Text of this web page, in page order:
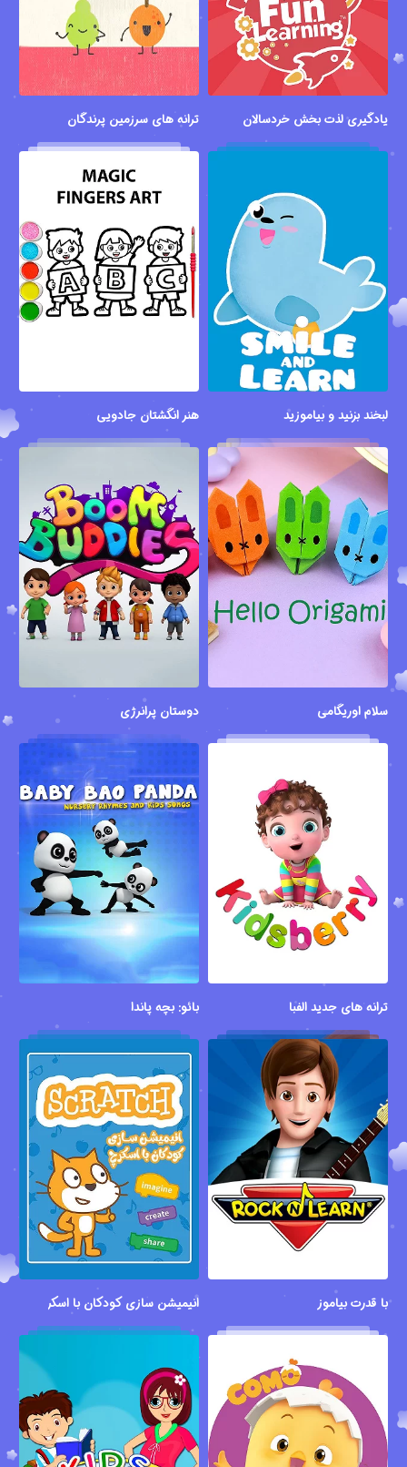
یادگیری لذت بخش خردسالان ترانه های سرزمین پرندگان
لبخند بزنید و بیاموزید هنر انگشتان جادویی
سلام اوریگامی دوستان پرانرژی
ترانه های جدید الفبا بائو: بچه پاندا
با قدرت بیاموز انیمیشن سازی کودکان با اسکرچ